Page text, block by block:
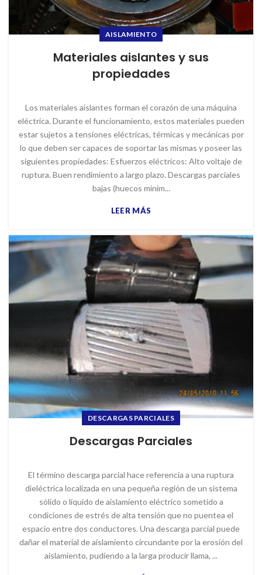
AISLAMIENTO
Materiales aislantes y sus
propiedades
Los materiales aislantes forman el corazón de una máquina
eléctrica. Durante el funcionamiento, estos materiales pueden
estar sujetos a tensiones eléctricas, térmicas y mecánicas por
lo que deben ser capaces de soportar las mismas y poseer las
siguientes propiedades: Esfuerzos eléctricos: Alto voltaje de
ruptura. Buen rendimiento a largo plazo. Descargas parciales
bajas (huecos mínim...
LEER MÁS
DESCARGAS PARCIALES
Descargas Parciales
El término descarga parcial hace referencia a una ruptura
dieléctrica localizada en una pequeña región de un sistema
sólido o líquido de aislamiento eléctrico sometido a
condiciones de estrés de alta tensión que no puentea el
espacio entre dos conductores. Una descarga parcial puede
dañar el material de aislamiento circundante por la erosión del
aislamiento, pudiendo a la larga producir llama, ...